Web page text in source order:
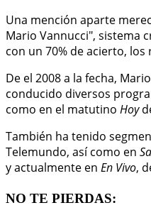
Una mención aparte
Mario Vannucci", sistema
con un 70% de acierto,
De el 2008 a la fecha,
conducido diversos
como en el matutino Hoy
También ha tenido
Telemundo, así como en
y actualmente en En Vivo,
NO TE PIERDAS: